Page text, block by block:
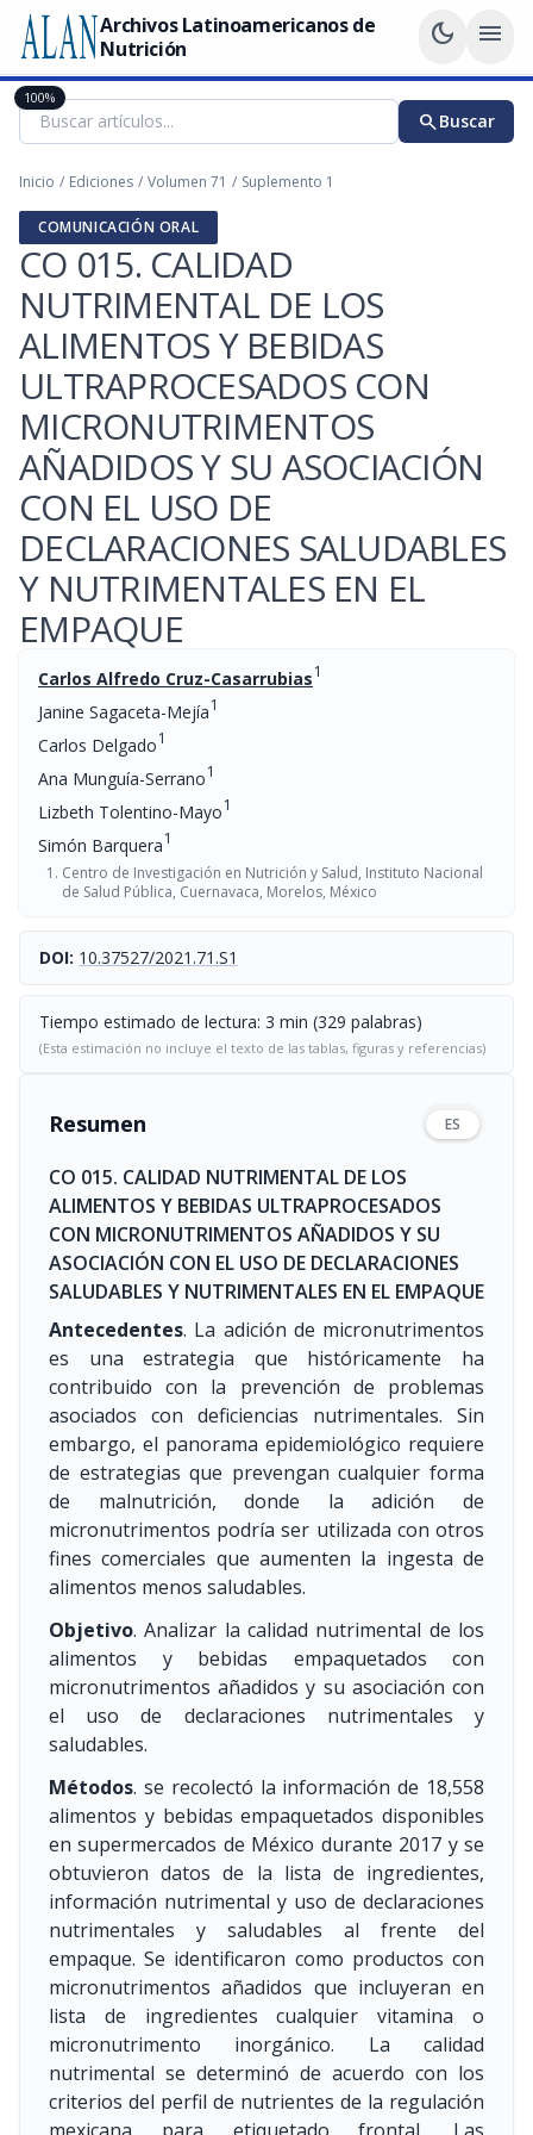
Archivos Latinoamericanos de
Nutrición
dark_mode menu
searchBuscar
Inicio / Ediciones / Volumen 71 / Suplemento 1
COMUNICACIÓN ORAL
CO 015. CALIDAD
NUTRIMENTAL DE LOS
ALIMENTOS Y BEBIDAS
ULTRAPROCESADOS CON
MICRONUTRIMENTOS
AÑADIDOS Y SU ASOCIACIÓN
CON EL USO DE
DECLARACIONES SALUDABLES
Y NUTRIMENTALES EN EL
EMPAQUE
Carlos Alfredo Cruz-Casarrubias1
Janine Sagaceta-Mejía1
Carlos Delgado1
Ana Munguía-Serrano1
Lizbeth Tolentino-Mayo1
Simón Barquera1
Centro de Investigación en Nutrición y Salud, Instituto Nacional
de Salud Pública, Cuernavaca, Morelos, México
DOI: 10.37527/2021.71.S1
Tiempo estimado de lectura: 3 min (329 palabras)
(Esta estimación no incluye el texto de las tablas, figuras y referencias)
Resumen ES
CO 015. CALIDAD NUTRIMENTAL DE LOS
ALIMENTOS Y BEBIDAS ULTRAPROCESADOS
CON MICRONUTRIMENTOS AÑADIDOS Y SU
ASOCIACIÓN CON EL USO DE DECLARACIONES
SALUDABLES Y NUTRIMENTALES EN EL EMPAQUE
Antecedentes. La adición de micronutrimentos
es una estrategia que históricamente ha
contribuido con la prevención de problemas
asociados con deficiencias nutrimentales. Sin
embargo, el panorama epidemiológico requiere
de estrategias que prevengan cualquier forma
de malnutrición, donde la adición de
micronutrimentos podría ser utilizada con otros
fines comerciales que aumenten la ingesta de
alimentos menos saludables.
Objetivo. Analizar la calidad nutrimental de los
alimentos y bebidas empaquetados con
micronutrimentos añadidos y su asociación con
el uso de declaraciones nutrimentales y
saludables.
Métodos. se recolectó la información de 18,558
alimentos y bebidas empaquetados disponibles
en supermercados de México durante 2017 y se
obtuvieron datos de la lista de ingredientes,
información nutrimental y uso de declaraciones
nutrimentales y saludables al frente del
empaque. Se identificaron como productos con
micronutrimentos añadidos que incluyeran en
lista de ingredientes cualquier vitamina o
micronutrimento inorgánico. La calidad
nutrimental se determinó de acuerdo con los
criterios del perfil de nutrientes de la regulación
100%